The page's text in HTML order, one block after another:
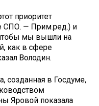
приоритет
СПО. — Прим.ред.) и
мы вышли на
как в сфере
Володин.
созданная в Госдуме,
Яровой показала